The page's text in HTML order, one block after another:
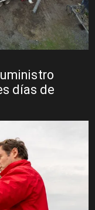
días de